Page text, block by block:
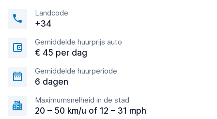
Landcode
+34
Gemiddelde huurprijs auto
€ 45 per dag
Gemiddelde huurperiode
6 dagen
Maximumsnelheid in de stad
20 – 50 km/u of 12 – 31 mph